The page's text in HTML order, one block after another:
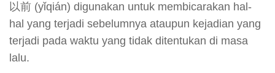
以前 (yǐqián) digunakan untuk membicarakan hal-
hal yang terjadi sebelumnya ataupun kejadian yang
terjadi pada waktu yang tidak ditentukan di masa
lalu.